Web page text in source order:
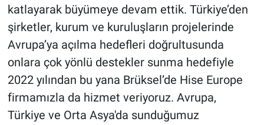
katlayarak büyümeye devam ettik. Türkiye’den
şirketler, kurum ve kuruluşların projelerinde
Avrupa’ya açılma hedefleri doğrultusunda
onlara çok yönlü destekler sunma hedefiyle
2022 yılından bu yana Brüksel’de Hise Europe
firmamızla da hizmet veriyoruz. Avrupa,
Türkiye ve Orta Asya'da sunduğumuz